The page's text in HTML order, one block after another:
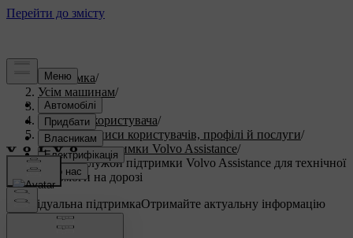
Підтримка/
Усім машинам/
S60 2023/
Посібник користувача/
Облікові записи користувачів, профілі й послуги/
Служба підтримки Volvo Assistance/
Виклик служби підтримки Volvo Assistance для технічної
допомоги на дорозі
Індивідуальна підтримкаОтримайте актуальну інформацію
про ваш автомобіль.